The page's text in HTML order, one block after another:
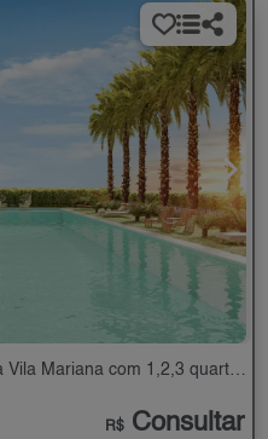
com 1,2,3 quartos - 69 a 93 m²
R$ Consultar